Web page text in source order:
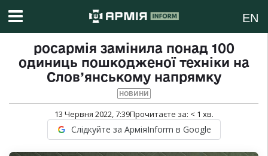
EN
росармія замінила понад 100
одиниць пошкодженої техніки на
Слов’янському напрямку
НОВИНИ
13 Червня 2022, 7:39Прочитаєте за: < 1 хв.
Слідкуйте за АрміяInform в Google